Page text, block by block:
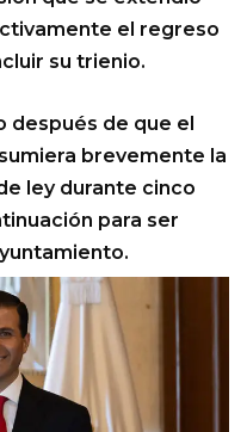
el regreso
su trienio.
después de que el
brevemente la
ley durante cinco
para ser